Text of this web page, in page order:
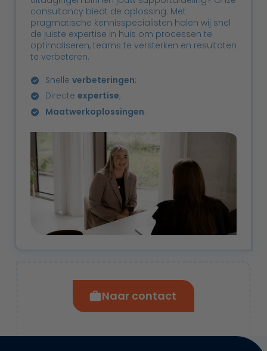
cookie.
consultancy biedt de oplossing. Met
pragmatische kennisspecialisten halen wij snel
de juiste expertise in huis om processen te
optimaliseren, teams te versterken en resultaten
te verbeteren.
Snelle verbeteringen;
Directe expertise;
Maatwerkoplossingen.
Naar contact